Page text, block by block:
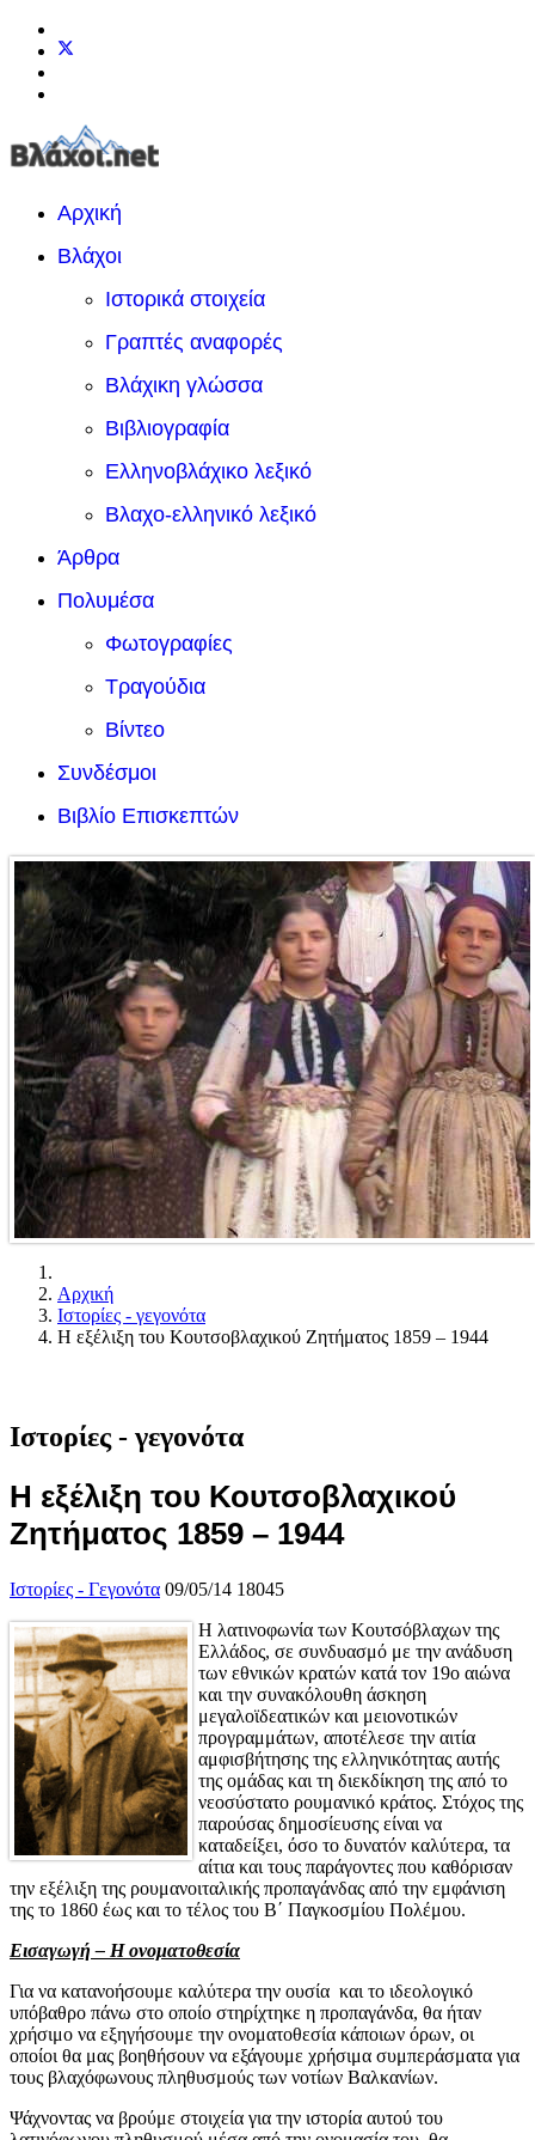
Αρχική
Βλάχοι
Ιστορικά στοιχεία
Γραπτές αναφορές
Βλάχικη γλώσσα
Βιβλιογραφία
Ελληνοβλάχικο λεξικό
Βλαχο-ελληνικό λεξικό
Άρθρα
Πολυμέσα
Φωτογραφίες
Τραγούδια
Βίντεο
Συνδέσμοι
Βιβλίο Επισκεπτών
Αρχική
Ιστορίες - γεγονότα
Η εξέλιξη του Κουτσοβλαχικού Ζητήματος 1859 – 1944
Ιστορίες - γεγονότα
Η εξέλιξη του Κουτσοβλαχικού
Ζητήματος 1859 – 1944
Ιστορίες - Γεγονότα 09/05/14 18045
H λατινοφωνία των Κουτσόβλαχων της
Ελλάδος, σε συνδυασμό με την ανάδυση
των εθνικών κρατών κατά τον 19ο αιώνα
και την συνακόλουθη άσκηση
μεγαλοϊδεατικών και μειονοτικών
προγραμμάτων, αποτέλεσε την αιτία
αμφισβήτησης της ελληνικότητας αυτής
της ομάδας και τη διεκδίκηση της από το
νεοσύστατο ρουμανικό κράτος. Στόχος της
παρούσας δημοσίευσης είναι να
καταδείξει, όσο το δυνατόν καλύτερα, τα
αίτια και τους παράγοντες που καθόρισαν
την εξέλιξη της ρουμανοιταλικής προπαγάνδας από την εμφάνιση
της το 1860 έως και το τέλος του Β΄ Παγκοσμίου Πολέμου.
Εισαγωγή – Η ονοματοθεσία
Για να κατανοήσουμε καλύτερα την ουσία και το ιδεολογικό
υπόβαθρο πάνω στο οποίο στηρίχτηκε η προπαγάνδα, θα ήταν
χρήσιμο να εξηγήσουμε την ονοματοθεσία κάποιων όρων, οι
οποίοι θα μας βοηθήσουν να εξάγουμε χρήσιμα συμπεράσματα για
τους βλαχόφωνους πληθυσμούς των νοτίων Βαλκανίων.
Ψάχνοντας να βρούμε στοιχεία για την ιστορία αυτού του